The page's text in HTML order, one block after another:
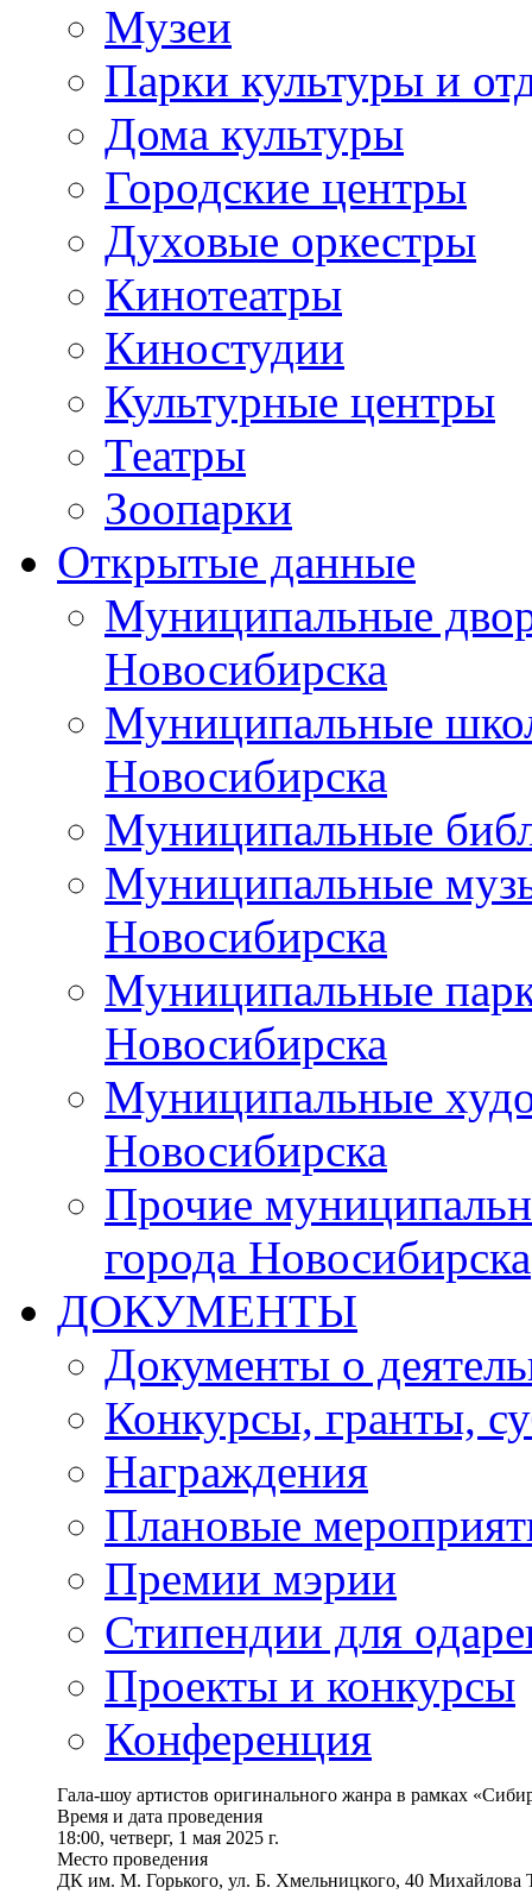
Музеи
Парки культуры и
Дома культуры
Городские центры
Духовые оркестры
Кинотеатры
Киностудии
Культурные центры
Театры
Зоопарки
Открытые данные
Муниципальные
Новосибирска
Муниципальные
Новосибирска
Муниципальные
Муниципальные
Новосибирска
Муниципальные
Новосибирска
Муниципальные
Новосибирска
Прочие
города Новосибирска
ДОКУМЕНТЫ
Документы о
Конкурсы, гранты,
Награждения
Плановые
Премии мэрии
Стипендии для
Проекты и конкурсы
Конференция
Гала-шоу артистов оригинального жанра в рамках
Время и дата проведения
18:00, четверг, 1 мая 2025 г.
Место проведения
ДК им. М. Горького, ул. Б. Хмельницкого, 40 Михайлова